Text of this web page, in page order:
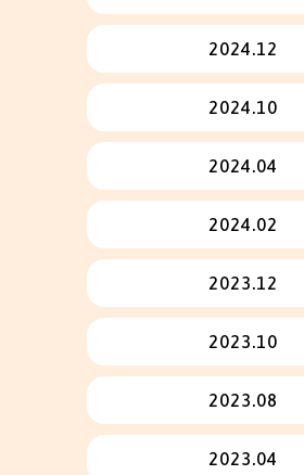
2024.12
2024.10
2024.04
2024.02
2023.12
2023.10
2023.08
2023.04